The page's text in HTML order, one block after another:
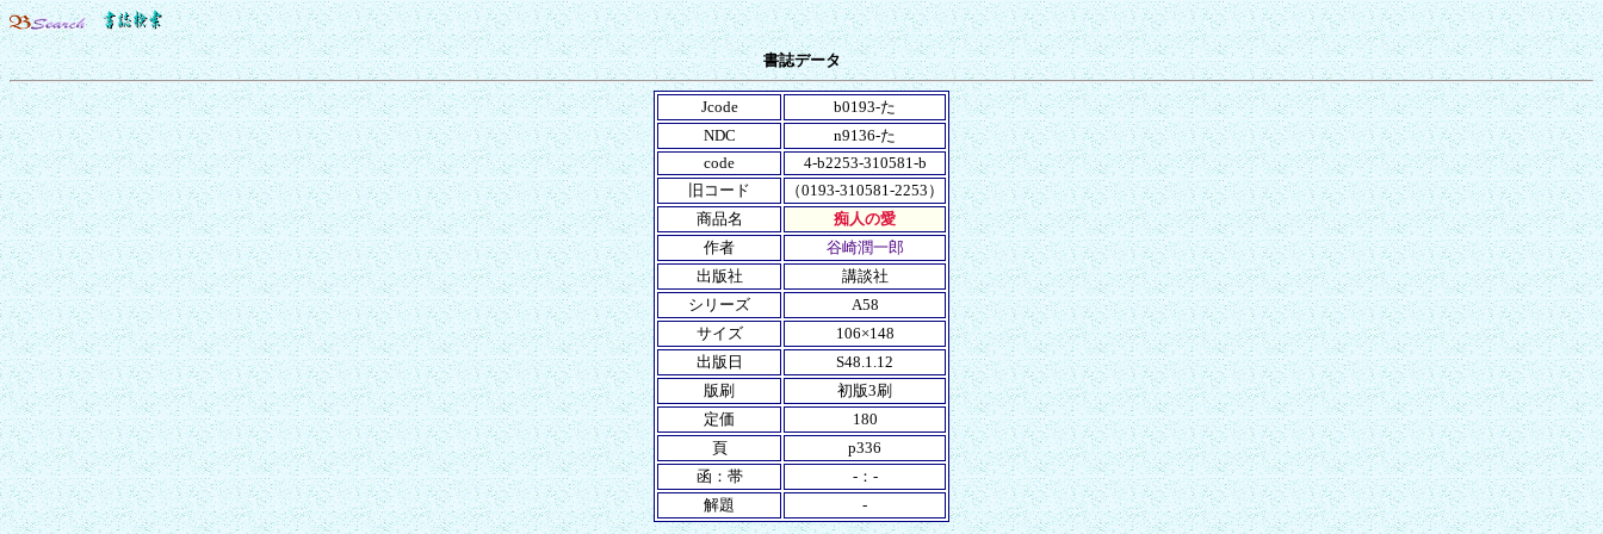
書誌データ
Jcode
b0193-た
NDC
n9136-た
code
4-b2253-310581-b
旧コード
（0193-310581-2253）
商品名
痴人の愛
作者
谷崎潤一郎
出版社
講談社
シリーズ
A58
サイズ
106×148
出版日
S48.1.12
版刷
初版3刷
定価
180
頁
p336
函：帯
-：-
解題
-